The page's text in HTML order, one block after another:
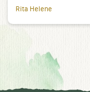
Rita Helene